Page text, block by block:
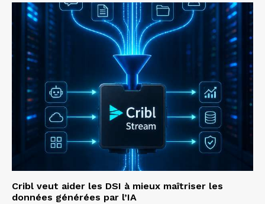
Cribl veut aider les DSI à mieux maîtriser les
données générées par l’IA